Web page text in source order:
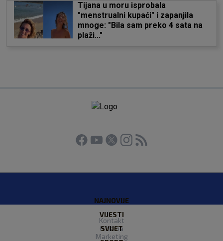
Tijana u moru isprobala
"menstrualni kupaći" i zapanjila
mnoge: "Bila sam preko 4 sata na
plaži..."
NAJNOVIJE
VIJESTI
SVIJET
Kontakt
O Nama
Marketing